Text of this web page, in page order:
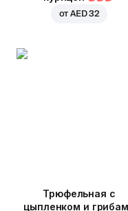
отAED 32
Трюфельная с
цыпленком и